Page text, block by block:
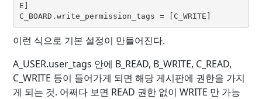
E]
C_BOARD.write_permission_tags = [C_WRITE]
이런 식으로 기본 설정이 만들어진다.
A_USER.user_tags 안에 B_READ, B_WRITE, C_READ,
C_WRITE 등이 들어가게 되면 해당 게시판에 권한을 가지
게 되는 것. 어쩌다 보면 READ 권한 없이 WRITE 만 가능